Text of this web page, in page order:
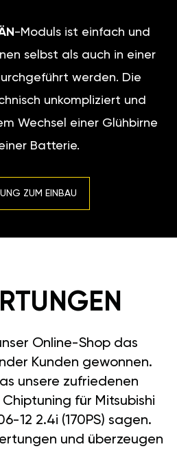
-Moduls ist einfach und
selbst als auch in einer
werden. Die
unkompliziert und
Wechsel einer Glühbirne
Batterie.
ZUM EINBAU
Online-Shop das
Kunden gewonnen.
unsere zufriedenen
für Mitsubishi
12 2.4i (170PS) sagen.
und überzeugen